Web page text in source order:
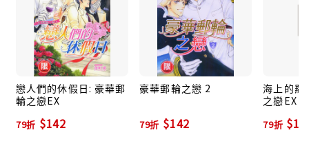
戀人們的休假日: 豪華郵
輪之戀EX
79折 $142
豪華郵輪之戀 2
79折 $142
海上的羅
之戀EX
79折